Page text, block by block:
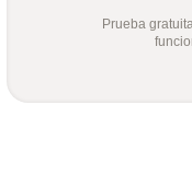
Prueba